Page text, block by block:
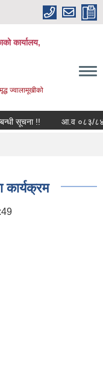
कार्यालय,
ज्वालामूखीको
सूचना !! आ.व ०८३/८४ को